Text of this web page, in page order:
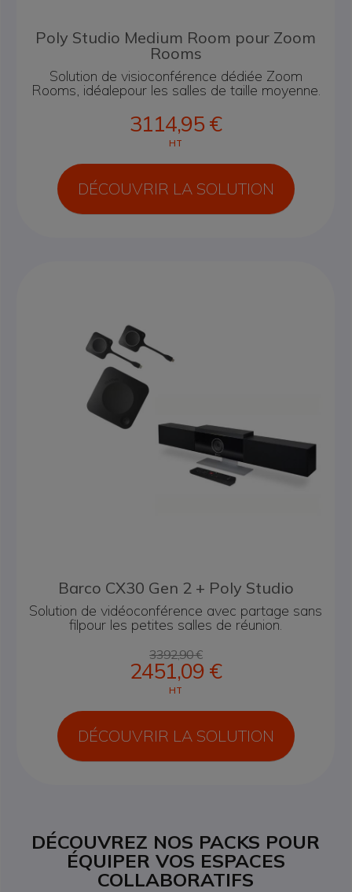
Poly Studio Medium Room pour Zoom
Rooms
Solution de visioconférence dédiée Zoom
Rooms, idéalepour les salles de taille moyenne.
3114,95 €
HT
DÉCOUVRIR LA SOLUTION
Barco CX30 Gen 2 + Poly Studio
Solution de vidéoconférence avec partage sans
filpour les petites salles de réunion.
3392,90 €
2451,09 €
HT
DÉCOUVRIR LA SOLUTION
DÉCOUVREZ NOS PACKS POUR
ÉQUIPER VOS ESPACES
COLLABORATIFS